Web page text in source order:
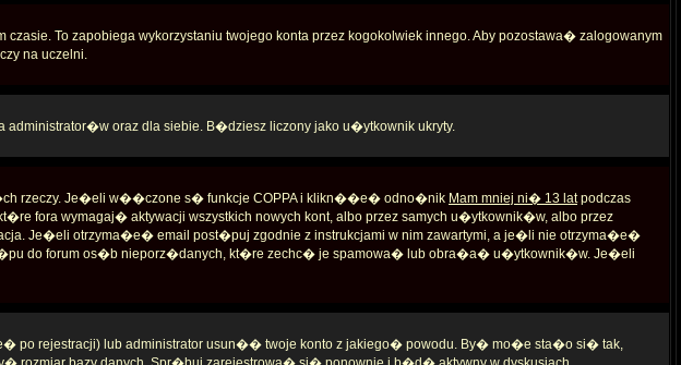
To zapobiega wykorzystaniu twojego konta przez kogokolwiek innego. Aby pozostawa� zalogowanym
na uczelni.
oraz dla siebie. B�dziesz liczony jako u�ytkownik ukryty.
rzeczy. Je�eli w��czone s� funkcje COPPA i klikn��e� odno�nik Mam mniej ni� 13 latpodczas
fora wymagaj� aktywacji wszystkich nowych kont, albo przez samych u�ytkownik�w, albo przez
Je�eli otrzyma�e� email post�puj zgodnie z instrukcjami w nim zawartymi, a je�li nie otrzyma�e�
do forum os�b nieporz�danych, kt�re zechc� je spamowa� lub obra�a� u�ytkownik�w. Je�eli
po rejestracji) lub administrator usun�� twoje konto z jakiego� powodu. By� mo�e sta�o si� tak,